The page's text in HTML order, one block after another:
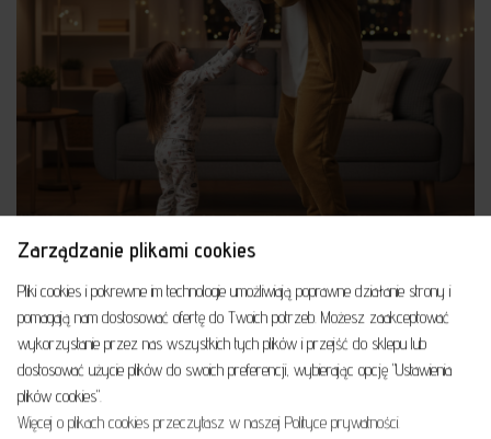
Zarządzanie plikami cookies
Pliki cookies i pokrewne im technologie umożliwiają poprawne działanie strony i
pomagają nam dostosować ofertę do Twoich potrzeb. Możesz zaakceptować
wykorzystanie przez nas wszystkich tych plików i przejść do sklepu lub
dostosować użycie plików do swoich preferencji, wybierając opcję "Ustawienia
plików cookies".
Więcej o plikach cookies przeczytasz w naszej Polityce prywatności.